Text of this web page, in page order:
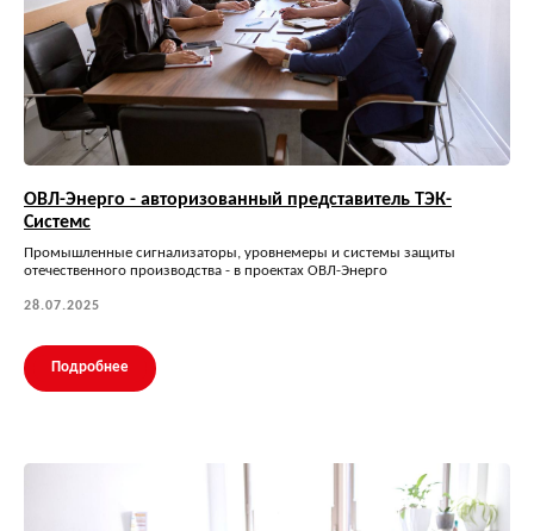
ОВЛ-Энерго - авторизованный представитель ТЭК-
Системс
Промышленные сигнализаторы, уровнемеры и системы защиты
отечественного производства - в проектах ОВЛ-Энерго
28.07.2025
Подробнее
Каталог